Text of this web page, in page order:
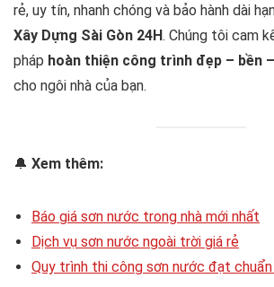
rẻ, uy tín, nhanh chóng và bảo hành dài
Xây Dựng Sài Gòn 24H. Chúng tôi cam
pháp hoàn thiện công trình đẹp – bền
cho ngôi nhà của bạn.
🔔 Xem thêm:
Báo giá sơn nước trong nhà mới nhất
Dịch vụ sơn nước ngoài trời giá rẻ
Quy trình thi công sơn nước đạt